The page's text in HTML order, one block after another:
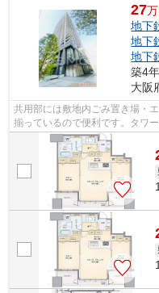
27
地下
地下
地下
築4
大阪
共用部には敷地内ごみ置き場・
揃っているので便利です。タワ
いので開放的です。徒歩3分で駅